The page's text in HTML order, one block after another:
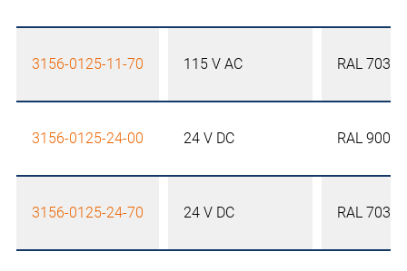
3156-0125-11-70 115 V AC RAL 7035
3156-0125-24-00 24 V DC RAL 9005
3156-0125-24-70 24 V DC RAL 7035